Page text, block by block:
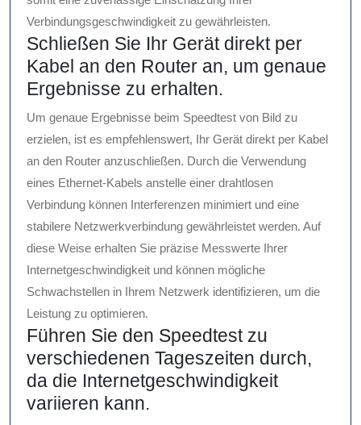
Verbindungsgeschwindigkeit zu gewährleisten.
Schließen Sie Ihr Gerät direkt per
Kabel an den Router an, um genaue
Ergebnisse zu erhalten.
Um genaue Ergebnisse beim Speedtest von Bild zu
erzielen, ist es empfehlenswert, Ihr Gerät direkt per Kabel
an den Router anzuschließen. Durch die Verwendung
eines Ethernet-Kabels anstelle einer drahtlosen
Verbindung können Interferenzen minimiert und eine
stabilere Netzwerkverbindung gewährleistet werden. Auf
diese Weise erhalten Sie präzise Messwerte Ihrer
Internetgeschwindigkeit und können mögliche
Schwachstellen in Ihrem Netzwerk identifizieren, um die
Leistung zu optimieren.
Führen Sie den Speedtest zu
verschiedenen Tageszeiten durch,
da die Internetgeschwindigkeit
variieren kann.